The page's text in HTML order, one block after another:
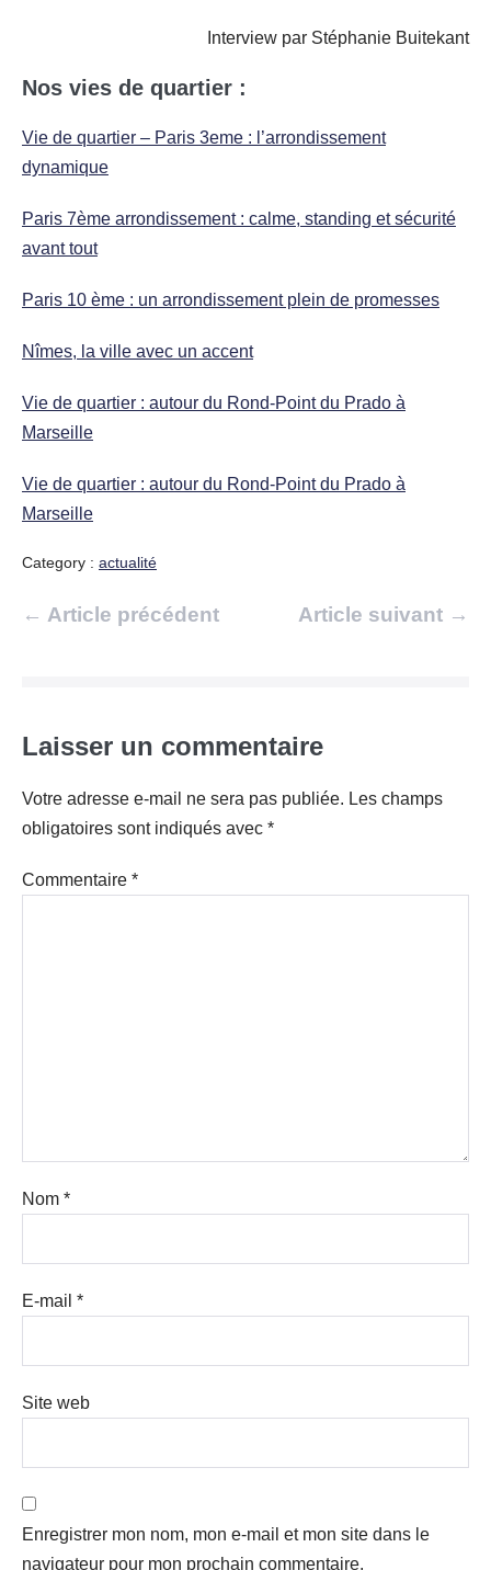
Interview par Stéphanie Buitekant
Nos vies de quartier :
Vie de quartier – Paris 3eme : l’arrondissement
dynamique
Paris 7ème arrondissement : calme, standing et sécurité
avant tout
Paris 10 ème : un arrondissement plein de promesses
Nîmes, la ville avec un accent
Vie de quartier : autour du Rond-Point du Prado à
Marseille
Vie de quartier : autour du Rond-Point du Prado à
Marseille
Category : actualité
Navigation
← Article précédent Article suivant →
Laisser un commentaire
Votre adresse e-mail ne sera pas publiée. Les champs
obligatoires sont indiqués avec *
Commentaire *
Nom *
E-mail *
Site web
Enregistrer mon nom, mon e-mail et mon site dans le
navigateur pour mon prochain commentaire.